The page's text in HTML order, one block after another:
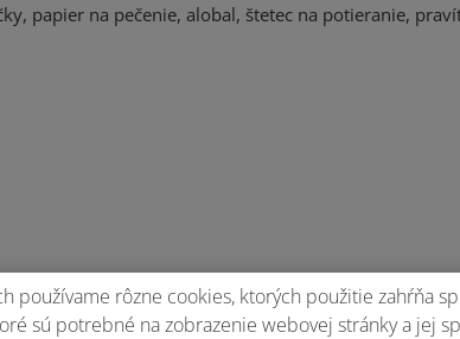
papier na pečenie, alobal, štetec na potieranie,
v robote do tuha.
používame rôzne cookies, ktorých použitie zahŕňa
sú potrebné na zobrazenie webovej stránky a jej